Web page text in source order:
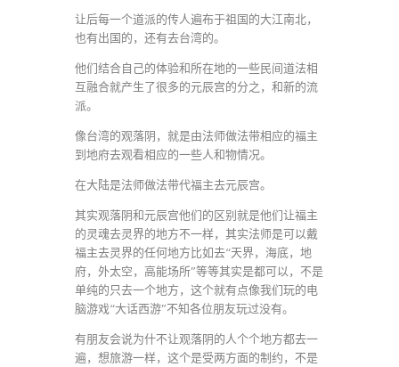
让后每一个道派的传人遍布于祖国的大江南北，
也有出国的，还有去台湾的。
他们结合自己的体验和所在地的一些民间道法相
互融合就产生了很多的元辰宫的分之，和新的流
派。
像台湾的观落阴，就是由法师做法带相应的福主
到地府去观看相应的一些人和物情况。
在大陆是法师做法带代福主去元辰宫。
其实观落阴和元辰宫他们的区别就是他们让福主
的灵魂去灵界的地方不一样，其实法师是可以戴
福主去灵界的任何地方比如去“天界，海底，地
府，外太空，高能场所”等等其实是都可以，不是
单纯的只去一个地方，这个就有点像我们玩的电
脑游戏“大话西游”不知各位朋友玩过没有。
有朋友会说为什不让观落阴的人个个地方都去一
遍，想旅游一样，这个是受两方面的制约，不是